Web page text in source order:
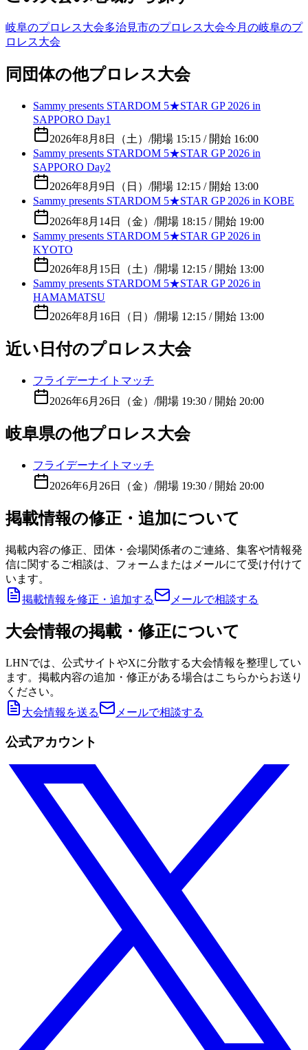
岐阜のプロレス大会多治見市のプロレス大会今月の岐阜のプ
ロレス大会
同団体の他プロレス大会
Sammy presents STARDOM 5★STAR GP 2026 in
SAPPORO Day1
2026年8月8日（土） /開場 15:15 / 開始 16:00
Sammy presents STARDOM 5★STAR GP 2026 in
SAPPORO Day2
2026年8月9日（日） /開場 12:15 / 開始 13:00
Sammy presents STARDOM 5★STAR GP 2026 in KOBE
2026年8月14日（金） /開場 18:15 / 開始 19:00
Sammy presents STARDOM 5★STAR GP 2026 in
KYOTO
2026年8月15日（土） /開場 12:15 / 開始 13:00
Sammy presents STARDOM 5★STAR GP 2026 in
HAMAMATSU
2026年8月16日（日） /開場 12:15 / 開始 13:00
近い日付のプロレス大会
フライデーナイトマッチ
2026年6月26日（金） /開場 19:30 / 開始 20:00
岐阜県の他プロレス大会
フライデーナイトマッチ
2026年6月26日（金） /開場 19:30 / 開始 20:00
掲載情報の修正・追加について
掲載内容の修正、団体・会場関係者のご連絡、集客や情報発
信に関するご相談は、フォームまたはメールにて受け付けて
います。
掲載情報を修正・追加する
メールで相談する
大会情報の掲載・修正について
LHNでは、公式サイトやXに分散する大会情報を整理してい
ます。掲載内容の追加・修正がある場合はこちらからお送り
ください。
大会情報を送る
メールで相談する
公式アカウント